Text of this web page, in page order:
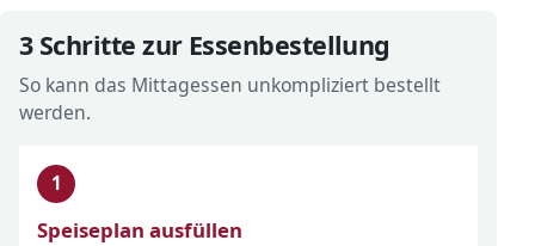
3 Schritte zur Essenbestellung
So kann das Mittagessen unkompliziert bestellt
werden.
Speiseplan ausfüllen